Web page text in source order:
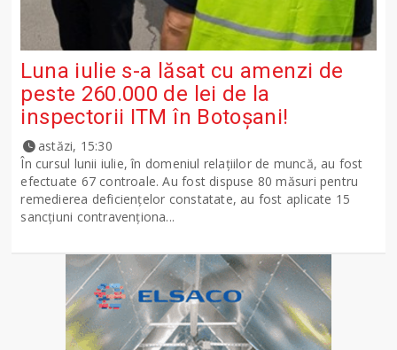
Luna iulie s-a lăsat cu amenzi de
peste 260.000 de lei de la
inspectorii ITM în Botoșani!
astăzi, 15:30
În cursul lunii iulie, în domeniul relațiilor de muncă, au fost
efectuate 67 controale. Au fost dispuse 80 măsuri pentru
remedierea deficiențelor constatate, au fost aplicate 15
sancţiuni contravenționa...